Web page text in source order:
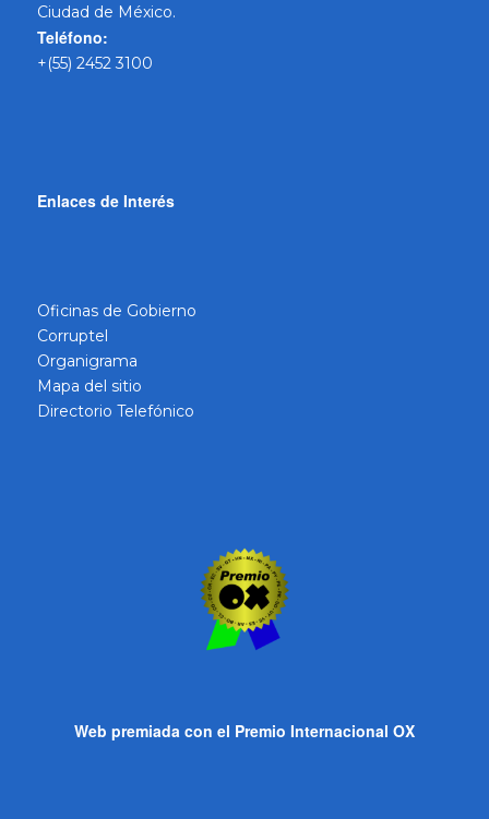
Ciudad de México.
Teléfono:
+(55) 2452 3100
Enlaces de Interés
Oficinas de Gobierno
Corruptel
Organigrama
Mapa del sitio
Directorio Telefónico
Web premiada con el Premio Internacional OX